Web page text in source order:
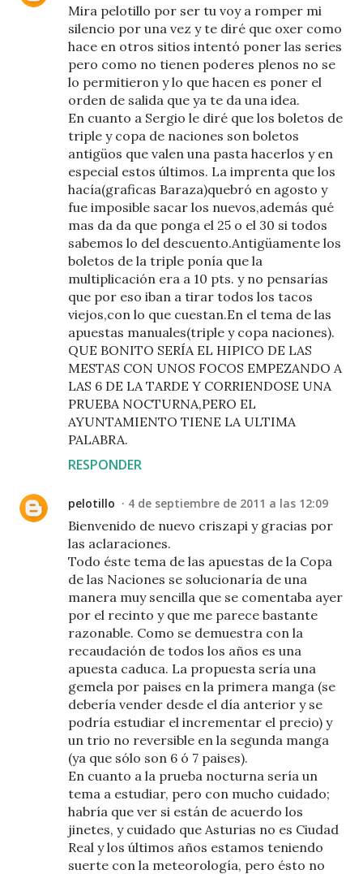
Mira pelotillo por ser tu voy a romper mi
silencio por una vez y te diré que oxer como
hace en otros sitios intentó poner las series
pero como no tienen poderes plenos no se
lo permitieron y lo que hacen es poner el
orden de salida que ya te da una idea.
En cuanto a Sergio le diré que los boletos de
triple y copa de naciones son boletos
antigüos que valen una pasta hacerlos y en
especial estos últimos. La imprenta que los
hacía(graficas Baraza)quebró en agosto y
fue imposible sacar los nuevos,además qué
mas da da que ponga el 25 o el 30 si todos
sabemos lo del descuento.Antigüamente los
boletos de la triple ponía que la
multiplicación era a 10 pts. y no pensarías
que por eso iban a tirar todos los tacos
viejos,con lo que cuestan.En el tema de las
apuestas manuales(triple y copa naciones).
QUE BONITO SERÍA EL HIPICO DE LAS
MESTAS CON UNOS FOCOS EMPEZANDO A
LAS 6 DE LA TARDE Y CORRIENDOSE UNA
PRUEBA NOCTURNA,PERO EL
AYUNTAMIENTO TIENE LA ULTIMA
PALABRA.
RESPONDER
pelotillo 4 de septiembre de 2011 a las 12:09
Bienvenido de nuevo criszapi y gracias por
las aclaraciones.
Todo éste tema de las apuestas de la Copa
de las Naciones se solucionaría de una
manera muy sencilla que se comentaba ayer
por el recinto y que me parece bastante
razonable. Como se demuestra con la
recaudación de todos los años es una
apuesta caduca. La propuesta sería una
gemela por paises en la primera manga (se
debería vender desde el día anterior y se
podría estudiar el incrementar el precio) y
un trio no reversible en la segunda manga
(ya que sólo son 6 ó 7 paises).
En cuanto a la prueba nocturna sería un
tema a estudiar, pero con mucho cuidado;
habría que ver si están de acuerdo los
jinetes, y cuidado que Asturias no es Ciudad
Real y los últimos años estamos teniendo
suerte con la meteorología, pero ésto no